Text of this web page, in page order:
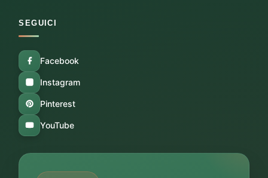
SEGUICI
Facebook
Instagram
Pinterest
YouTube